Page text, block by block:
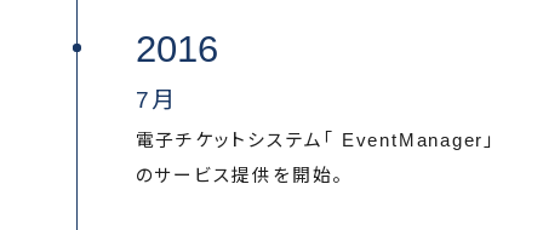
2016
7月
電子チケットシステム「 EventManager」
のサービス提供を開始。